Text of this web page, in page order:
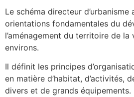
Le schéma directeur
orientations fondamentales du
l’aménagement du territoire de la
environs.
Il définit les principes
en matière d’habitat, d’activités,
divers et de grands équipements.